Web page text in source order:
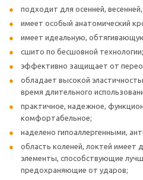
подходит для осенней,
имеет особый анатомический
имеет идеальную,
сшито по бесшовной технологии;
эффективно защищает от
обладает высокой
время длительного
практичное, надежное,
комфортабельное;
наделено гипоаллергенными,
область коленей, локтей имеет
элементы, способствующие
предохраняющие от ударов;